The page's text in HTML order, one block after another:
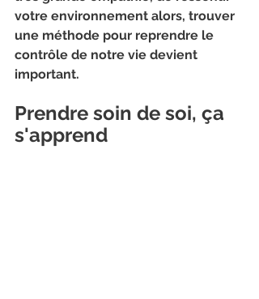
votre environnement alors, trouver
une méthode pour reprendre le
contrôle de notre vie devient
important.
Prendre soin de soi, ça
s'apprend